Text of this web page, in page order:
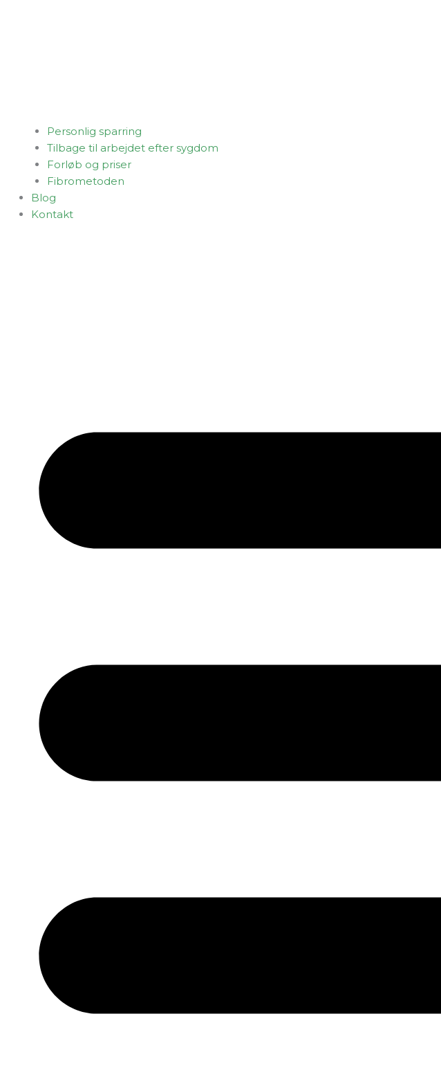
Personlig sparring
Tilbage til arbejdet efter sygdom
Forløb og priser
Fibrometoden
Blog
Kontakt